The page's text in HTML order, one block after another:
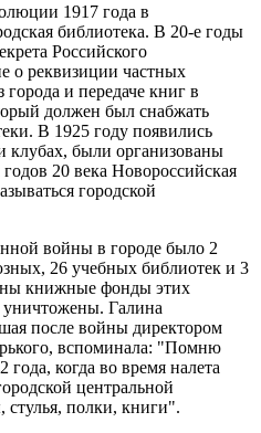
1917 года в
библиотека. В 20-е годы
Российского
о реквизиции частных
и передаче книг в
должен был снабжать
В 1925 году появились
клубах, были организованы
20 века Новороссийская
городской
войны в городе было 2
26 учебных библиотек и 3
книжные фонды этих
уничтожены. Галина
после войны директором
вспоминала: "Помню
когда во время налета
центральной
полки, книги".